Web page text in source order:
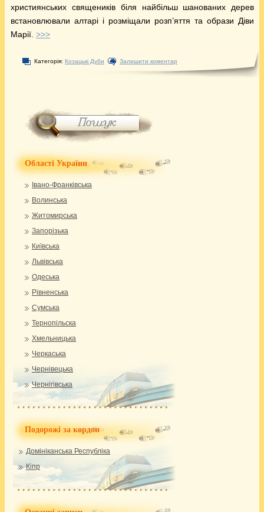
християнських священиків біля найбільш шанованих дерев
встановлювали алтарі і розміщали розп’яття та образи Діви
Марії. >>>
Категорія: Козацькі Дуби Залишити коментар
Області України
Івано-Франківська
Волинська
Житомирська
Запорізька
Київська
Львівська
Одеська
Рівненська
Сумська
Тернопільска
Хмельницька
Черкаська
Чернівецька
Чернігівська
Подорожі за кордон
Домініканська Республіка
Кіпр